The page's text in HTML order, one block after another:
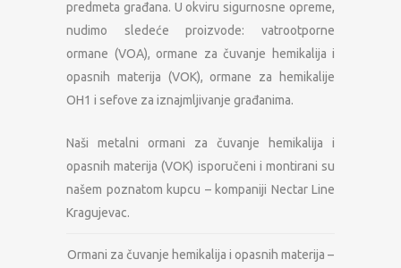
predmeta građana. U okviru sigurnosne opreme,
nudimo sledeće proizvode: vatrootporne
ormane (VOA), ormane za čuvanje hemikalija i
opasnih materija (VOK), ormane za hemikalije
OH1 i sefove za iznajmljivanje građanima.
Naši metalni ormani za čuvanje hemikalija i
opasnih materija (VOK) isporučeni i montirani su
našem poznatom kupcu – kompaniji Nectar Line
Kragujevac.
Ormani za čuvanje hemikalija i opasnih materija –